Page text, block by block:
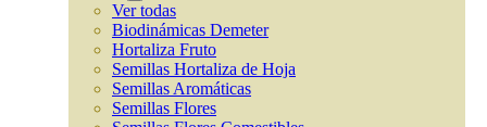
Ver todas
Biodinámicas Demeter
Hortaliza Fruto
Semillas Hortaliza de Hoja
Semillas Aromáticas
Semillas Flores